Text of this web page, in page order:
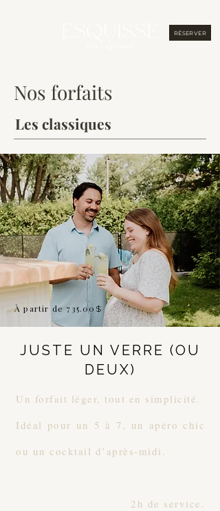
RÉSERVER
Nos forfaits
Les classiques
À partir de 735.00 $
JUSTE UN VERRE (OU
DEUX)
Un forfait léger, tout en simplicité.
Idéal pour un 5 à 7, un apéro chic
ou un cocktail d’après-midi.
2h de service.